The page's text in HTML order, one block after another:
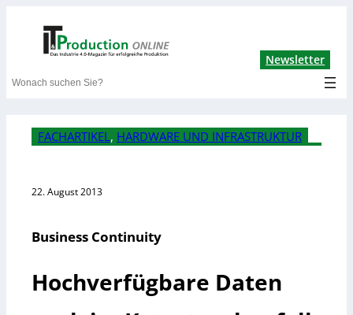
Newsletter
Search
FACHARTIKEL , HARDWARE UND INFRASTRUKTUR
22. August 2013
Business Continuity
Hochverfügbare Daten